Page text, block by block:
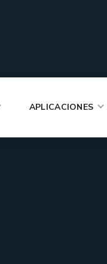
APLICACIONES